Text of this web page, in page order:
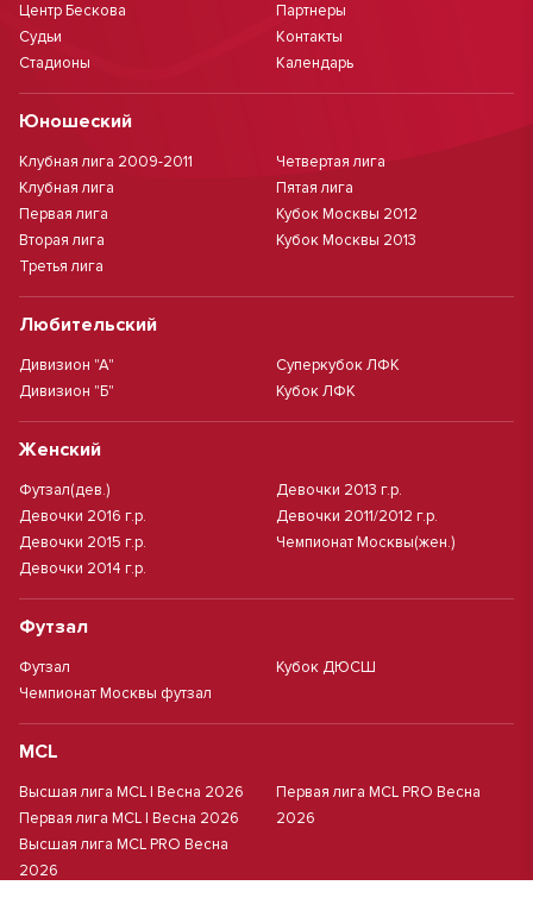
Центр Бескова
Судьи
Стадионы
Партнеры
Контакты
Календарь
Юношеский
Клубная лига 2009-2011
Клубная лига
Первая лига
Вторая лига
Третья лига
Четвертая лига
Пятая лига
Кубок Москвы 2012
Кубок Москвы 2013
Любительский
Дивизион "А"
Дивизион "Б"
Суперкубок ЛФК
Кубок ЛФК
Женский
Футзал(дев.)
Девочки 2016 г.р.
Девочки 2015 г.р.
Девочки 2014 г.р.
Девочки 2013 г.р.
Девочки 2011/2012 г.р.
Чемпионат Москвы(жен.)
Футзал
Футзал
Чемпионат Москвы футзал
Кубок ДЮСШ
MCL
Высшая лига MCL | Весна 2026
Первая лига MCL | Весна 2026
Высшая лига MCL PRO Весна
2026
Первая лига MCL PRO Весна
2026